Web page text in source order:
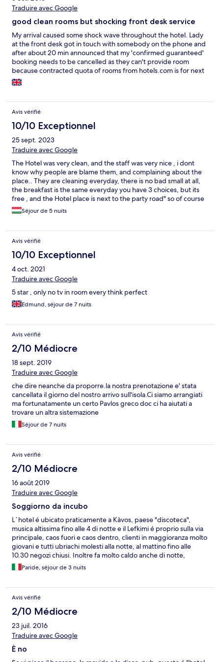
Traduire avec Google
good clean rooms but shocking front desk service
My arrival caused some shock wave throughout the hotel. Lady
at the front desk got in touch with somebody on the phone and
after about 20 min announced that my 'confirmed guaranteed'
booking needs to be cancelled as they can't provide room
because contracted quota of rooms from hotels.com is for next
year not this year. She basically made it look like it's my problem
that they accepted a booking. I had to make international call to
from the hotel what so ever not even thanks for staying when
we checked out. Hotel itself was clean and appeared looked
after but staff was very rude. Later in the evening all guests
could hear through their balcony's staff arguing and shouting to
each other in the outdoor pool area. Simply shocking.
Avis vérifié
10/10 Exceptionnel
25 sept. 2023
Traduire avec Google
The Hotel was very clean, and the staff was very nice , i dont
know why people are blame them, and complaining about the
place.. They are cleaning everyday, there is no bad small at all,
the breakfast is the same everyday you have 3 choices, but its
free , and the Hotel place is next to the party road" so of course
its a bit loud, but this you should accept when you reserve.. :)
Séjour de 5 nuits
Avis vérifié
10/10 Exceptionnel
4 oct. 2021
Traduire avec Google
5 star , only no tv in room every think perfect
Edmund, séjour de 7 nuits
Avis vérifié
2/10 Médiocre
18 sept. 2019
Traduire avec Google
che dire neanche da proporre.la nostra prenotazione e' stata
cancellata il giorno del nostro arrivo sull'isola.Ci siamo arrangiati
ma fortunatamente un certo Pavlos greco doc ci ha aiutati a
trovare un altra sistemazione
Séjour de 7 nuits
Avis vérifié
2/10 Médiocre
16 août 2019
Traduire avec Google
Soggiorno da incubo
L`hotel é ubicato praticamente a Kàvos, paese "discoteca",
musica altissima fino alle 4 di notte e il Lefkimi é proprio sulla via
principale, caos fuori e caos dentro, clienti in maggioranza molto
giovani e tutti ubriachi molesti alla notte, al mattino fino alle
10.30 negozi chiusi. Inoltre fa molto caldo anche di notte,
tantissime zanzare e nonostante nella prenotazione fosse
specificato che la camera era dotata di ARIA CONDIZIONATA, in
l`addetta alla reception sgradevole e arrogante. Inoltre la
colazione inclusa é ridicola: si può solo scegliere tra un toast
(fetta di pane con 1 mini porzione di margarina e 1 di marmellata
orribile oppure una ciotola con corn flakes appena bagnati dal
latte. Il wifi utilizzabile solo in reception o piscina (chiusa di sera)
SCONSIGLIO VIVAMENTE IL SOGGIORNO
Paride, séjour de 3 nuits
Avis vérifié
2/10 Médiocre
23 juil. 2016
Traduire avec Google
È no